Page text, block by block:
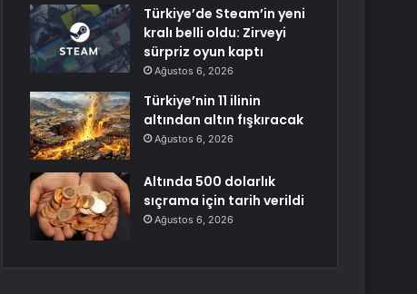
Türkiye’de Steam’in yeni
kralı belli oldu: Zirveyi
sürpriz oyun kaptı
Ağustos 6, 2026
Türkiye’nin 11 ilinin
altından altın fışkıracak
Ağustos 6, 2026
Altında 500 dolarlık
sıçrama için tarih verildi
Ağustos 6, 2026